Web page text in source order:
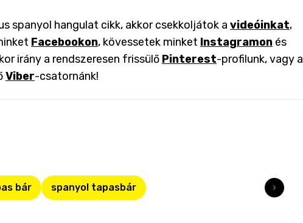
spanyol hangulat cikk, akkor csekkoljátok a videóinkat,
Facebookon, kövessetek minket Instagramon és
irány a rendszeresen frissülő Pinterest-profilunk, vagy a
Viber-csatornánk!
bár spanyol tapasbár